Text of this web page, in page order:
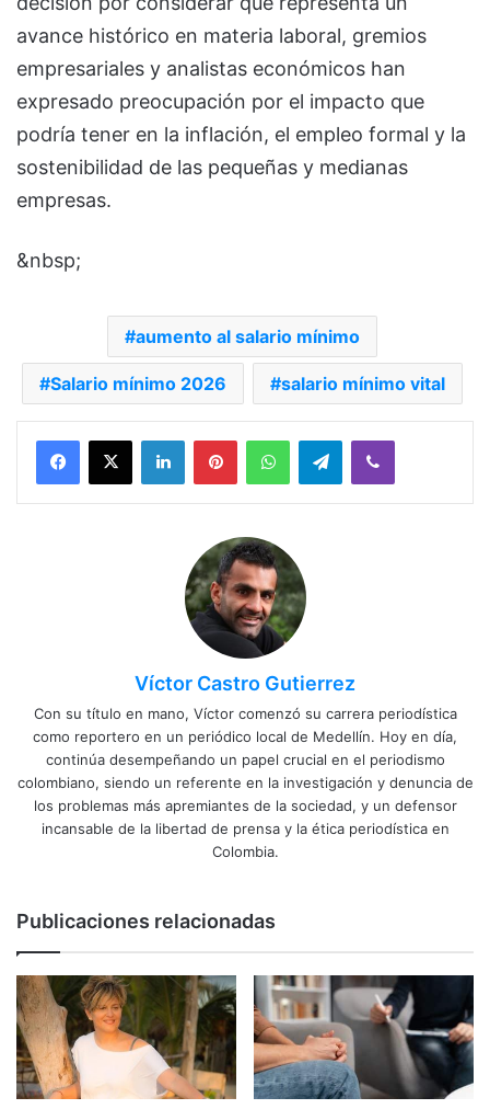
avance histórico en materia laboral, gremios
empresariales y analistas económicos han
expresado preocupación por el impacto que
podría tener en la inflación, el empleo formal y la
sostenibilidad de las pequeñas y medianas
empresas.
&nbsp;
aumento al salario mínimo
Salario mínimo 2026 salario mínimo vital
Facebook
X LinkedInPinterestWhatsAppTelegramViber
Víctor Castro Gutierrez
Con su título en mano, Víctor comenzó su carrera periodística
como reportero en un periódico local de Medellín. Hoy en día,
continúa desempeñando un papel crucial en el periodismo
colombiano, siendo un referente en la investigación y denuncia de
los problemas más apremiantes de la sociedad, y un defensor
incansable de la libertad de prensa y la ética periodística en
Colombia.
Publicaciones relacionadas